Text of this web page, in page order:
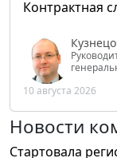
Контрактная
РФ
10 августа 2026
Новости
Стартовала